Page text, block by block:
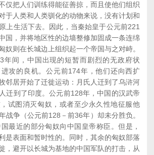
把人们训练得能征善掠，而且使他们组织
于人类和人类驯化的动物来说，没有计划和
上生活下去。因此，当秦始皇于公元前221
国，并将地区性的边墙整修加固成一条连绵
奴则在长城边上组织起一个帝国与之对峙。
年间，中国出现的短暂而剧烈的无政府状
攻的良机。公元前174年，他们还向西扩
邻居开始了迁徙运动：月氏人迁到了乌浒河
迁到了印度。公元前128年，中国的汉武帝
试图消灭匈奴，或者至少永久性地征服他
战争（公元前128－前36年）却未分胜负。
最近的部分匈奴向中国皇帝称臣。但是，
是表面和暂时性的。同时，其余的匈奴部落
，避开以长城为基地的中国军队的打击，从